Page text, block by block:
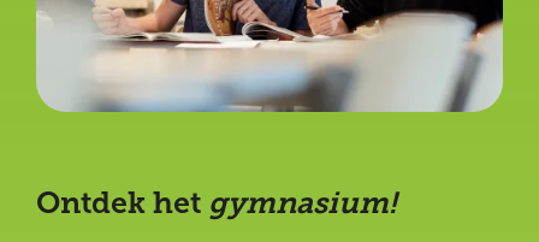
Ontdek het gymnasium!